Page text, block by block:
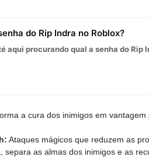
do Rip Indra no Roblox?
aqui procurando qual a senha do Rip
a cura dos inimigos em
Ataques mágicos que reduzem as
separa as almas dos inimigos e as